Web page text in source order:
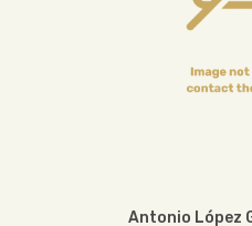
Antonio López